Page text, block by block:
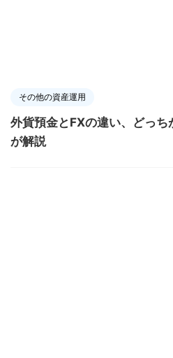
その他の資産運用
外貨預金とFXの違い、どっ
が解説